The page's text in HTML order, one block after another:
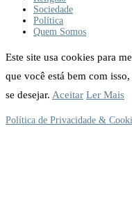
Sociedade
Política
Quem Somos
Este site usa cookies para
que você está bem com
se desejar. Aceitar Ler Mais
Política de Privacidade &